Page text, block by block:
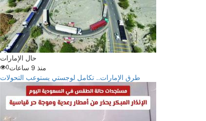
حال الإمارات
منذ 9 ساعات
0
طرق الإمارات.. تكامل لوجستي يستوعب التحولات